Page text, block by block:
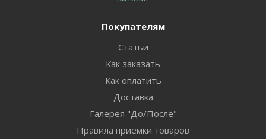
Покупателям
Статьи
Как заказать
Как оплатить
Доставка
Галерея "До/После"
Правила приёмки товаров